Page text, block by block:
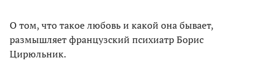
О том, что такое любовь и какой она бывает,
размышляет французский психиатр Борис
Цирюльник.